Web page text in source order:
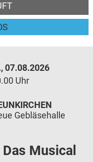
07.08.2026
Uhr
Musical
Gebläsehalle